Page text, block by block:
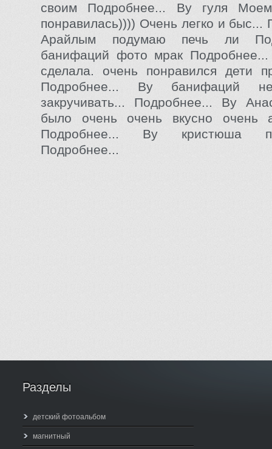
своим Подробнее... By гуля
понравилась)))) Очень легко и быс...
Арайлым подумаю печь ли
банифаций фото мрак Подробнее...
сделала. очень понравился дети
Подробнее... By банифаций
закручивать... Подробнее... By
было очень очень вкусно очень
Подробнее... By кристюша
Подробнее...
Разделы
детский фотоальбом
магнитный